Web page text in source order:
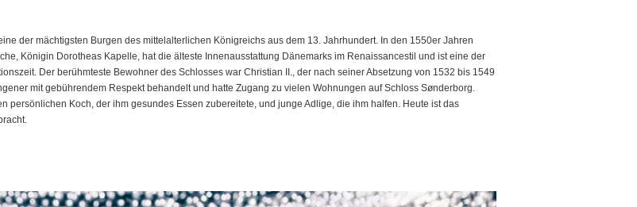
der mächtigsten Burgen des mittelalterlichen Königreichs aus dem 13. Jahrhundert. In den 1550er Jahren
Königin Dorotheas Kapelle, hat die älteste Innenausstattung Dänemarks im Renaissancestil und ist eine der
Der berühmteste Bewohner des Schlosses war Christian II., der nach seiner Absetzung von 1532 bis 1549
mit gebührendem Respekt behandelt und hatte Zugang zu vielen Wohnungen auf Schloss Sønderborg.
persönlichen Koch, der ihm gesundes Essen zubereitete, und junge Adlige, die ihm halfen. Heute ist das